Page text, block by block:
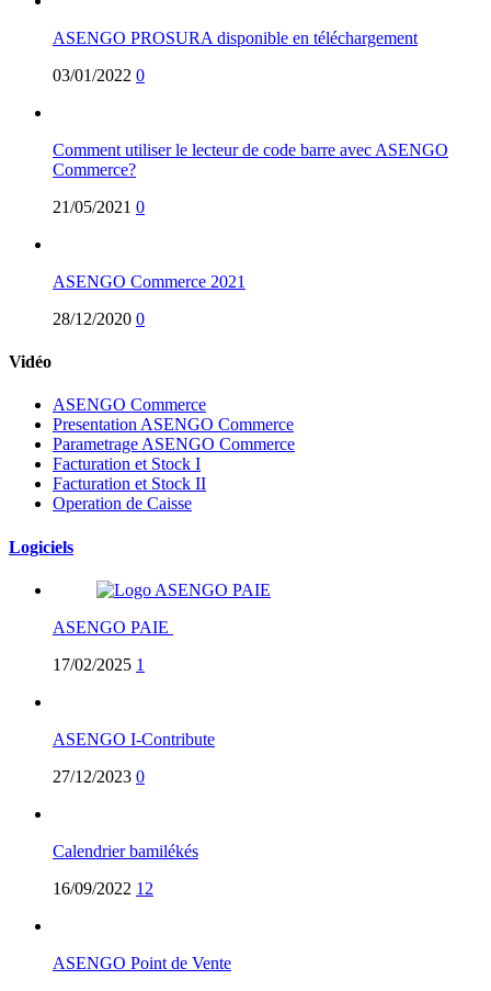
ASENGO PROSURA disponible en téléchargement
03/01/2022 0
Comment utiliser le lecteur de code barre avec ASENGO
Commerce?
21/05/2021 0
ASENGO Commerce 2021
28/12/2020 0
Vidéo
ASENGO Commerce
Presentation ASENGO Commerce
Parametrage ASENGO Commerce
Facturation et Stock I
Facturation et Stock II
Operation de Caisse
Logiciels
ASENGO PAIE
17/02/2025 1
ASENGO I-Contribute
27/12/2023 0
Calendrier bamilékés
16/09/2022 12
ASENGO Point de Vente